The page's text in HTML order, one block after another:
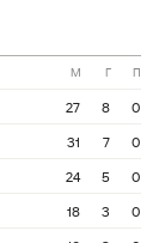
М Г П
27 8
0
31 7
0
24 5
0
18 3
0